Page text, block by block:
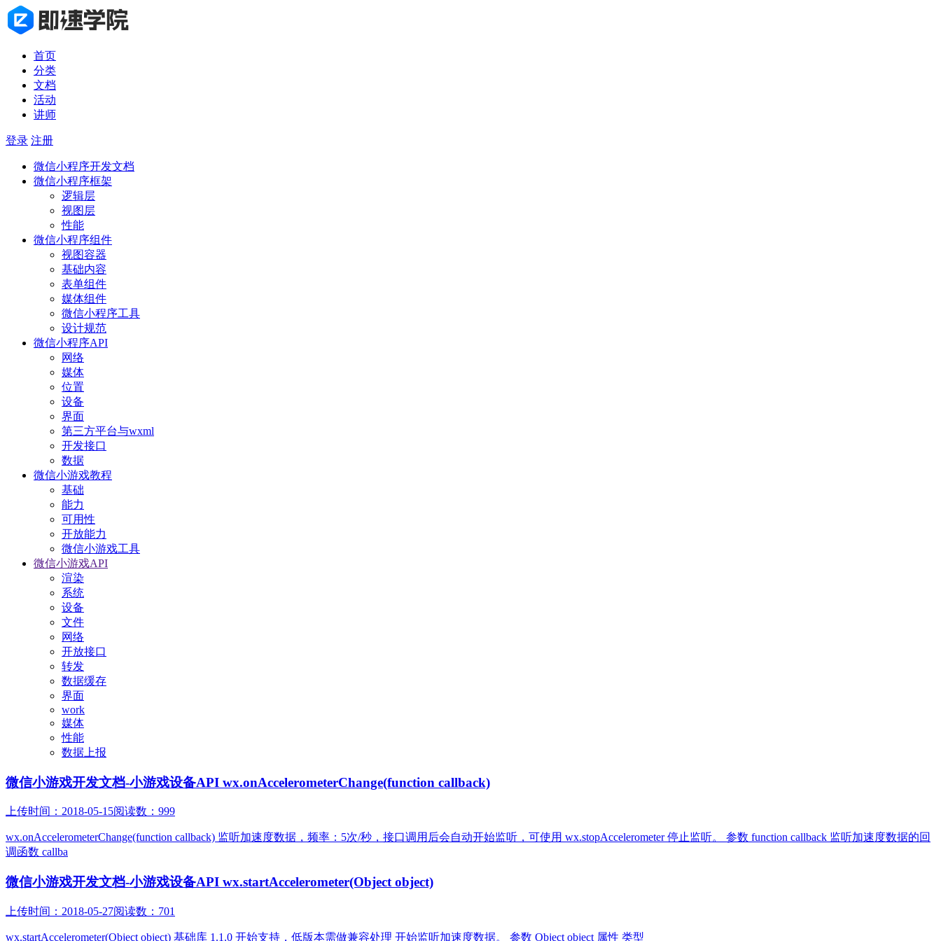
首页
分类
文档
活动
讲师
登录 注册
微信小程序开发文档
微信小程序框架
逻辑层
视图层
性能
微信小程序组件
视图容器
基础内容
表单组件
媒体组件
微信小程序工具
设计规范
微信小程序API
网络
媒体
位置
设备
界面
第三方平台与wxml
开发接口
数据
微信小游戏教程
基础
能力
可用性
开放能力
微信小游戏工具
微信小游戏API
渲染
系统
设备
文件
网络
开放接口
转发
数据缓存
界面
work
媒体
性能
数据上报
微信小游戏开发文档-小游戏设备API wx.onAccelerometerChange(function callback)
上传时间：2018-05-15阅读数：999
wx.onAccelerometerChange(function callback) 监听加速度数据，频率：5次/秒，接口调用后会自动开始监听，可使用 wx.stopAccelerometer 停止监听。 参数 function callback 监听加速度数据的回
调函数 callba
微信小游戏开发文档-小游戏设备API wx.startAccelerometer(Object object)
上传时间：2018-05-27阅读数：701
wx.startAccelerometer(Object object) 基础库 1.1.0 开始支持，低版本需做兼容处理 开始监听加速度数据。 参数 Object object 属性 类型